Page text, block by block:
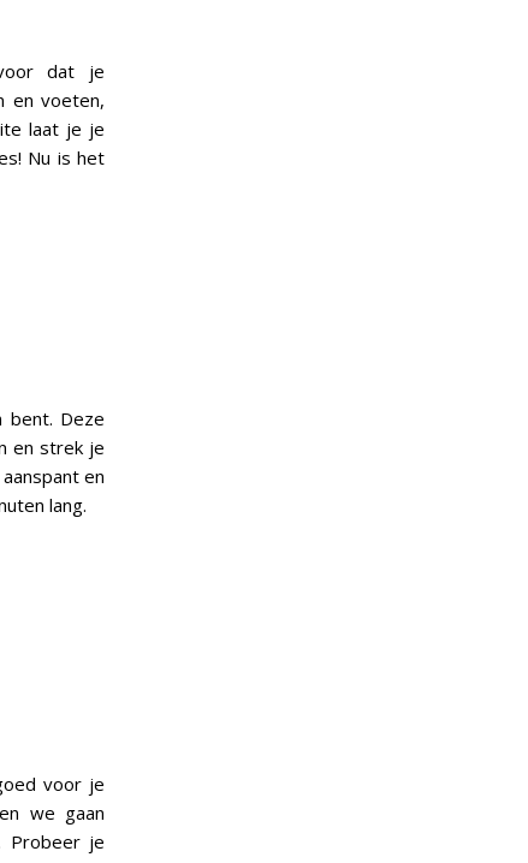
dat je
en voeten,
laat je je
Nu is het
bent. Deze
en strek je
en
lang.
voor je
we gaan
Probeer je